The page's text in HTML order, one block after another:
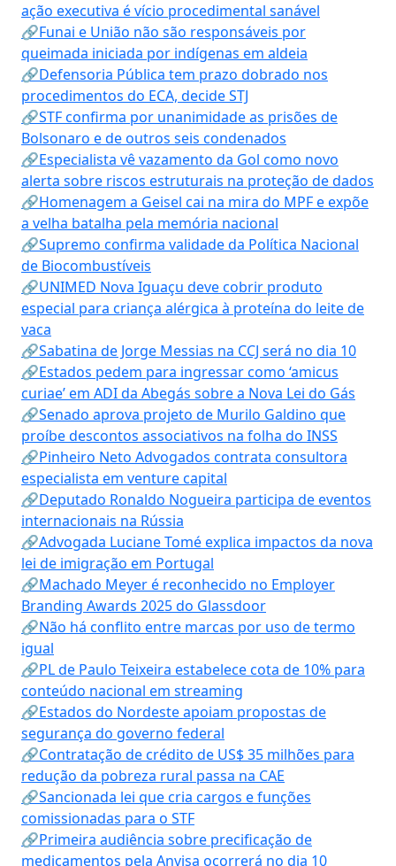
ação executiva é vício procedimental sanável
🔗Funai e União não são responsáveis por
queimada iniciada por indígenas em aldeia
🔗Defensoria Pública tem prazo dobrado nos
procedimentos do ECA, decide STJ
🔗STF confirma por unanimidade as prisões de
Bolsonaro e de outros seis condenados
🔗Especialista vê vazamento da Gol como novo
alerta sobre riscos estruturais na proteção de dados
🔗Homenagem a Geisel cai na mira do MPF e expõe
a velha batalha pela memória nacional
🔗Supremo confirma validade da Política Nacional
de Biocombustíveis
🔗UNIMED Nova Iguaçu deve cobrir produto
especial para criança alérgica à proteína do leite de
vaca
🔗Sabatina de Jorge Messias na CCJ será no dia 10
🔗Estados pedem para ingressar como ‘amicus
curiae’ em ADI da Abegás sobre a Nova Lei do Gás
🔗Senado aprova projeto de Murilo Galdino que
proíbe descontos associativos na folha do INSS
🔗Pinheiro Neto Advogados contrata consultora
especialista em venture capital
🔗Deputado Ronaldo Nogueira participa de eventos
internacionais na Rússia
🔗Advogada Luciane Tomé explica impactos da nova
lei de imigração em Portugal
🔗Machado Meyer é reconhecido no Employer
Branding Awards 2025 do Glassdoor
🔗Não há conflito entre marcas por uso de termo
igual
🔗PL de Paulo Teixeira estabelece cota de 10% para
conteúdo nacional em streaming
🔗Estados do Nordeste apoiam propostas de
segurança do governo federal
🔗Contratação de crédito de US$ 35 milhões para
redução da pobreza rural passa na CAE
🔗Sancionada lei que cria cargos e funções
comissionadas para o STF
🔗Primeira audiência sobre precificação de
medicamentos pela Anvisa ocorrerá no dia 10